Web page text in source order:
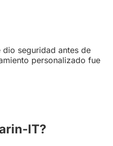
seguridad antes de
personalizado fue
IT?